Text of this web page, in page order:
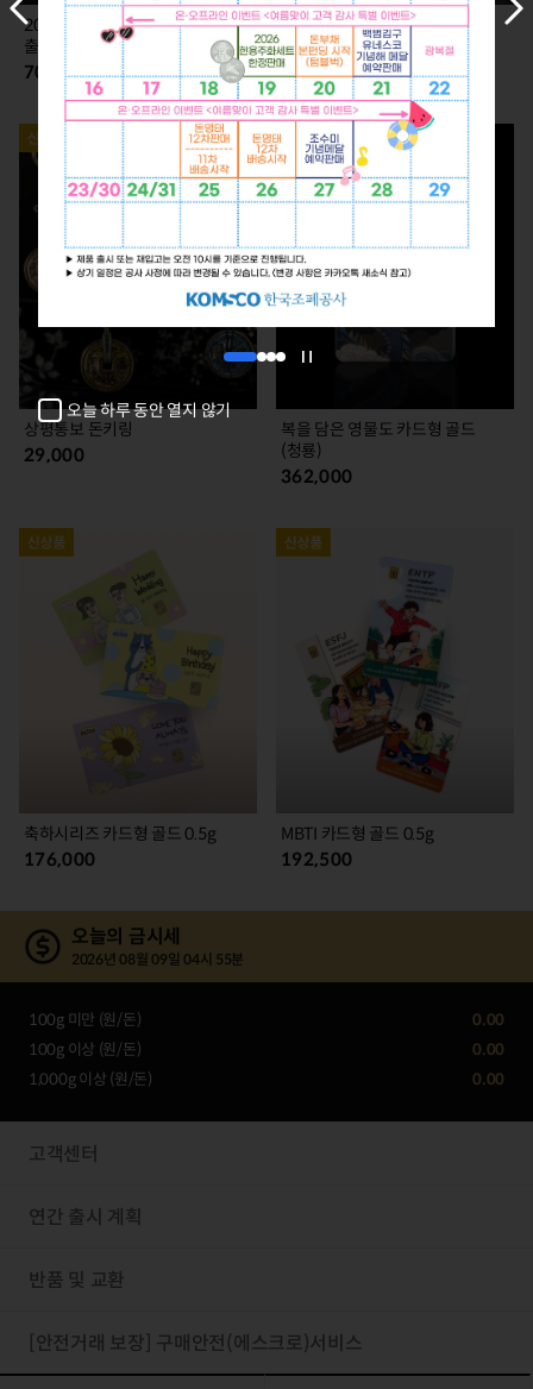
2026 KLPGA 카드형 실버 (7.2.
출고)
70,000
2026 KLPGA 기념 은메달 (7.2.
출고)
350,000
상평통보 돈키링
29,000
복을 담은 영물도 카드형 골드
(청룡)
362,000
축하시리즈 카드형 골드 0.5g
176,000
MBTI 카드형 골드 0.5g
192,500
오늘의 금시세
2026년 08월 09일 04시 55분
100g 미만 (원/돈)
0.00
100g 이상 (원/돈)
0.00
1,000g 이상 (원/돈)
0.00
고객센터
연간 출시 계획
반품 및 교환
[안전거래 보장] 구매안전(에스크로)서비스
이
전
슬
이
드
다
이
1 234
자
넘
김
정
오늘 하루 동안 열지 않기